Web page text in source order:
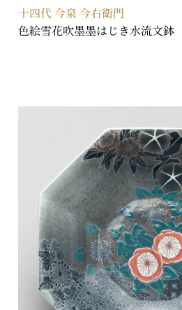
十四代 今泉 今右衛門
色絵雪花吹墨墨はじき水流文鉢